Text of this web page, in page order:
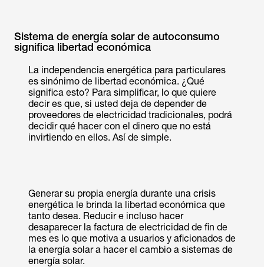
Sistema de energía solar de autoconsumo
significa libertad económica
La independencia energética para particulares
es sinónimo de libertad económica. ¿Qué
significa esto? Para simplificar, lo que quiere
decir es que, si usted deja de depender de
proveedores de electricidad tradicionales, podrá
decidir qué hacer con el dinero que no está
invirtiendo en ellos. Así de simple.
Generar su propia energía durante una crisis
energética le brinda la libertad económica que
tanto desea. Reducir e incluso hacer
desaparecer la factura de electricidad de fin de
mes es lo que motiva a usuarios y aficionados de
la energía solar a hacer el cambio a sistemas de
energía solar.